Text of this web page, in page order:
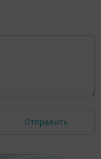
Отправить